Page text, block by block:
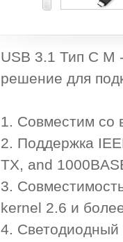
USB 3.1 Тип C M
решение для
1. Совместим со
2. Поддержка
TX, and
3.
kernel 2.6 и
4. Светодиодный